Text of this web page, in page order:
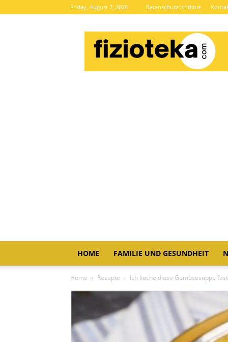
Friday, August 7, 2026 Datenschutzrichtlinie
Brze
vijesti
HOME FAMILIE UND GESUNDHEIT
Home Rezepte Ich koche diese Gemüsesuppe